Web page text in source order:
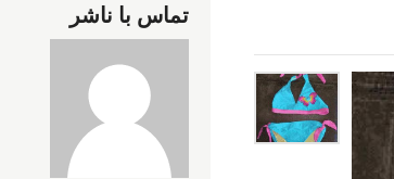
تماس با ناشر